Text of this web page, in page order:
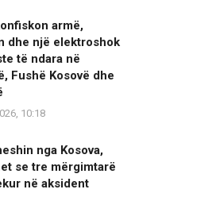
armë,
dhe një elektroshok
të ndara në
Fushë Kosovë dhe
10:18
nga Kosova,
se tre mërgimtarë
në aksident